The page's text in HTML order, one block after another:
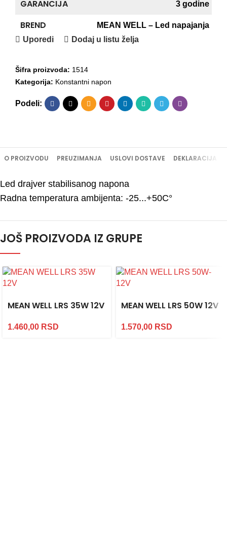
GARANCIJA 3 godine
BREND
MEAN WELL – Led napajanja
Uporedi
Dodaj u listu želja
Šifra proizvoda: 1514
Kategorija: Konstantni napon
Podeli:
O PROIZVODU PREUZIMANJA USLOVI DOSTAVE DEKLARACIJA
Led drajver stabilisanog napona
Radna temperatura ambijenta: -25...+50C°
JOŠ PROIZVODA IZ GRUPE
MEAN WELL LRS 35W 12V
1.460,00 RSD
MEAN WELL LRS 50W 12V
1.570,00 RSD